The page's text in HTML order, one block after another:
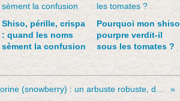
Shiso, pérille, crispa
: quand les noms
sèment la confusion
Pourquoi mon shiso
pourpre verdit-il
sous les tomates ?